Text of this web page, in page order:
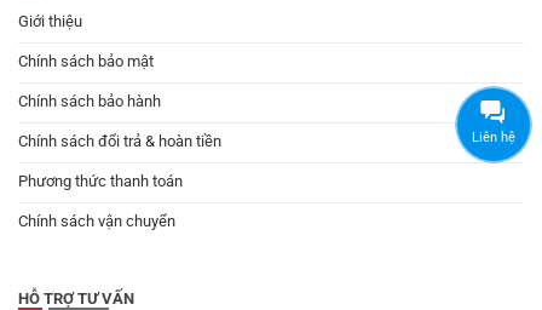
Giới thiệu
Chính sách bảo mật
Chính sách bảo hành
Chính sách đổi trả & hoàn tiền
Phương thức thanh toán
Chính sách vận chuyển
HỖ TRỢ TƯ VẤN
Liên hệ